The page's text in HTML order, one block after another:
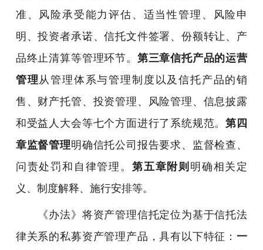
准、风险承受能力评估、适当性管理、风险申
明、投资者承诺、信托文件签署、份额转让、产
品终止清算等管理环节。 第三章信托产品的运营
管理从管理体系与管理制度以及信托产品的销
售、财产托管、投资管理、风险管理、信息披露
和受益人大会等七个方面进行了系统规范。第四
章监督管理明确信托公司报告要求、监督检查、
问责处罚和自律管理。 第五章附则 明确相关定
义、制度解释、施行安排等。
《办法》将资产管理信托定位为基于信托法
律关系的私募资产管理产品，具有以下特征：一